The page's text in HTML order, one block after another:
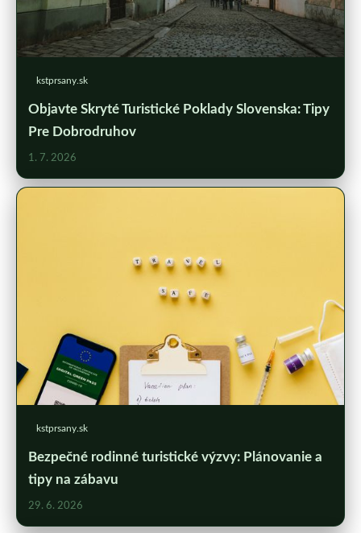
kstprsany.sk
Objavte Skryté Turistické Poklady Slovenska: Tipy
Pre Dobrodruhov
1. 7. 2026
kstprsany.sk
Bezpečné rodinné turistické výzvy: Plánovanie a
tipy na zábavu
29. 6. 2026